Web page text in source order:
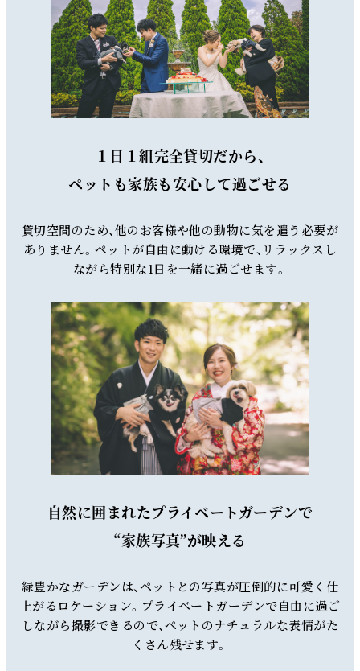
１日１組完全貸切だから、
ペットも家族も安心して過ごせる
貸切空間のため、他のお客様や他の動物に気を遣う必要が
ありません。ペットが自由に動ける環境で、リラックスし
ながら特別な1日を一緒に過ごせます。
自然に囲まれたプライベートガーデンで
“家族写真”が映える
緑豊かなガーデンは、ペットとの写真が圧倒的に可愛く仕
上がるロケーション。プライベートガーデンで自由に過ご
しながら撮影できるので、ペットのナチュラルな表情がた
くさん残せます。